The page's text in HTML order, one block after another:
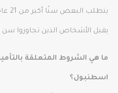
يقبل الأشخاص الذين تجاوزوا سن 18 عامًا.
ما هي الشروط المتعلقة
اسطنبول؟